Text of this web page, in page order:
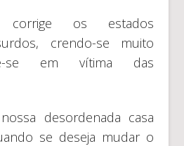
corrige os estados
crendo-se muito
se em vítima das
desordenada casa
se deseja mudar o